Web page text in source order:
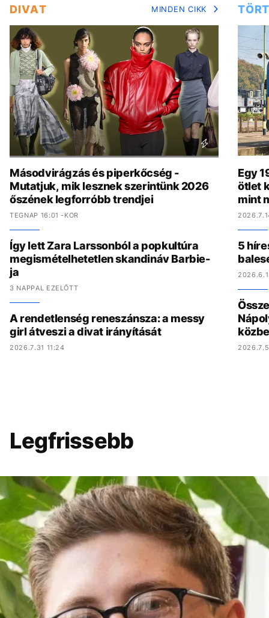
DIVAT MINDEN CIKK
Másodvirágzás és piperkőcség -
Mutatjuk, mik lesznek szerintünk 2026
őszének legforróbb trendjei
TEGNAP 16:01 -KOR
Így lett Zara Larssonból a popkultúra
megismételhetetlen skandináv Barbie-
ja
3 NAPPAL EZELŐTT
A rendetlenség reneszánsza: a messy
girl átveszi a divat irányítását
2026.7.31 11:24
Egy
ötlet
mint
5
Legfrissebb